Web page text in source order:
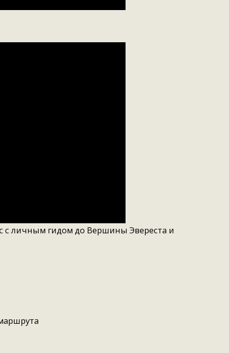
с личным гидом до Вершины Эвереста и